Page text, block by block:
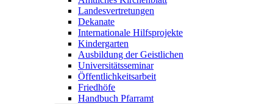
Landesvertretungen
Dekanate
Internationale Hilfsprojekte
Kindergarten
Ausbildung der Geistlichen
Universitätsseminar
Öffentlichkeitsarbeit
Friedhöfe
Handbuch Pfarramt